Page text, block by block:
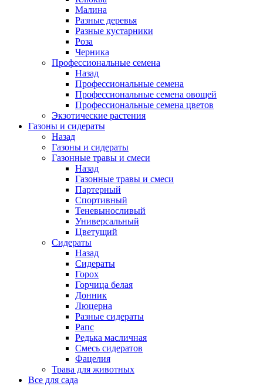
Малина
Разные деревья
Разные кустарники
Роза
Черника
Профессиональные семена
Назад
Профессиональные семена
Профессиональные семена овощей
Профессиональные семена цветов
Экзотические растения
Газоны и сидераты
Назад
Газоны и сидераты
Газонные травы и смеси
Назад
Газонные травы и смеси
Партерный
Спортивный
Теневыносливый
Универсальный
Цветущий
Сидераты
Назад
Сидераты
Горох
Горчица белая
Донник
Люцерна
Разные сидераты
Рапс
Редька масличная
Смесь сидератов
Фацелия
Трава для животных
Все для сада